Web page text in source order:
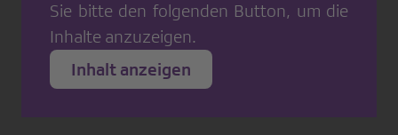
Sie bitte den folgenden Button, um die
Inhalte anzuzeigen.
Inhalt anzeigen